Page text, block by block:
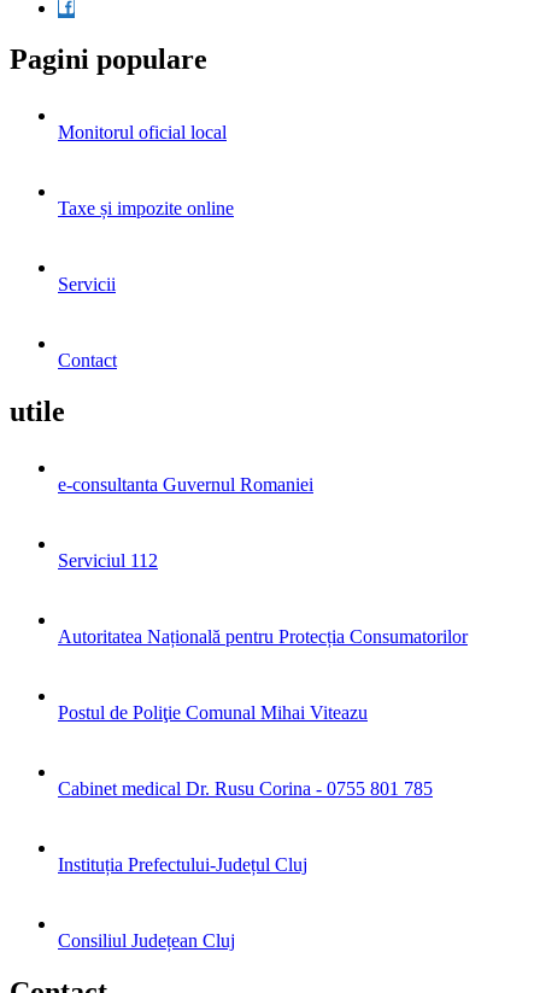
Pagini populare
Monitorul oficial local
Taxe și impozite online
Servicii
Contact
utile
e-consultanta Guvernul Romaniei
Serviciul 112
Autoritatea Națională pentru Protecția Consumatorilor
Postul de Poliţie Comunal Mihai Viteazu
Cabinet medical Dr. Rusu Corina - 0755 801 785
Instituția Prefectului-Județul Cluj
Consiliul Județean Cluj